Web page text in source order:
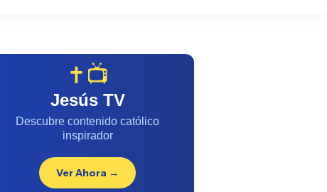
✝️📺
Jesús TV
Descubre contenido católico
inspirador
Ver Ahora →